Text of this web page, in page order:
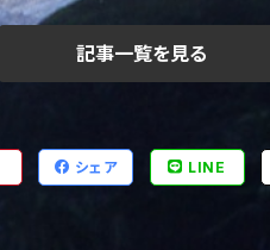
記事一覧を見る
シェア LINE